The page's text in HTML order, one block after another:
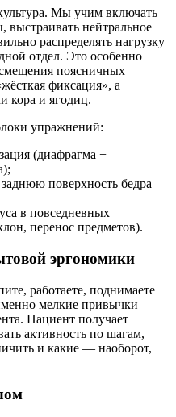
Мы учим включать
нейтральное
распределять нагрузку
отдел. Это особенно
поясничных
фиксация», а
кора и ягодиц.
упражнений:
(диафрагма +
поверхность бедра
в повседневных
перенос предметов).
эргономики
работаете, поднимаете
мелкие привычки
Пациент получает
активность по шагам,
и какие — наоборот,